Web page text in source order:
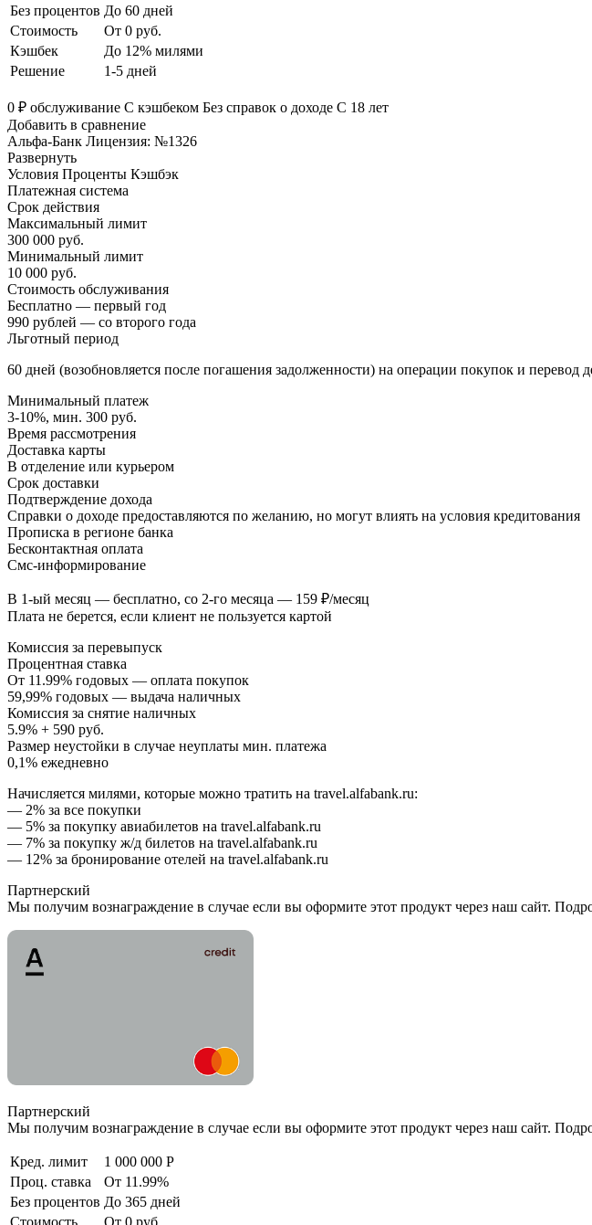
Без процентов До 60 дней
Стоимость
От 0 руб.
Кэшбек
До 12% милями
Решение
1-5 дней
0 ₽ обслуживание С кэшбеком Без справок о доходе С 18 лет
Добавить в сравнение
Альфа-Банк Лицензия: №1326
Развернуть
Условия Проценты Кэшбэк
Платежная система
Срок действия
Максимальный лимит
300 000 руб.
Минимальный лимит
10 000 руб.
Стоимость обслуживания
Бесплатно — первый год
990 рублей — со второго года
Льготный период
60 дней (возобновляется после погашения задолженности) на операции покупок и перевод
Минимальный платеж
3-10%, мин. 300 руб.
Время рассмотрения
Доставка карты
В отделение или курьером
Срок доставки
Подтверждение дохода
Справки о доходе предоставляются по желанию, но могут влиять на условия кредитования
Прописка в регионе банка
Бесконтактная оплата
Смс-информирование
В 1-ый месяц — бесплатно, со 2-го месяца — 159 ₽/месяц
Плата не берется, если клиент не пользуется картой
Комиссия за перевыпуск
Процентная ставка
От 11.99% годовых — оплата покупок
59,99% годовых — выдача наличных
Комиссия за снятие наличных
5.9% + 590 руб.
Размер неустойки в случае неуплаты мин. платежа
0,1% ежедневно
Начисляется милями, которые можно тратить на travel.alfabank.ru:
— 2% за все покупки
— 5% за покупку авиабилетов на travel.alfabank.ru
— 7% за покупку ж/д билетов на travel.alfabank.ru
— 12% за бронирование отелей на travel.alfabank.ru
Партнерский
Мы получим вознаграждение в случае если вы оформите этот продукт через наш сайт.
Партнерский
Мы получим вознаграждение в случае если вы оформите этот продукт через наш сайт.
Кред. лимит
1 000 000 Р
Проц. ставка
От 11.99%
Без процентов До 365 дней
Стоимость
От 0 руб.